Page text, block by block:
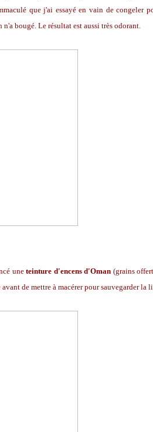
que j'ai essayé en vain de congeler
bougé. Le résultat est aussi très odorant.
uneteinture d'encens d'Oman (grains
de mettre à macérer pour sauvegarder